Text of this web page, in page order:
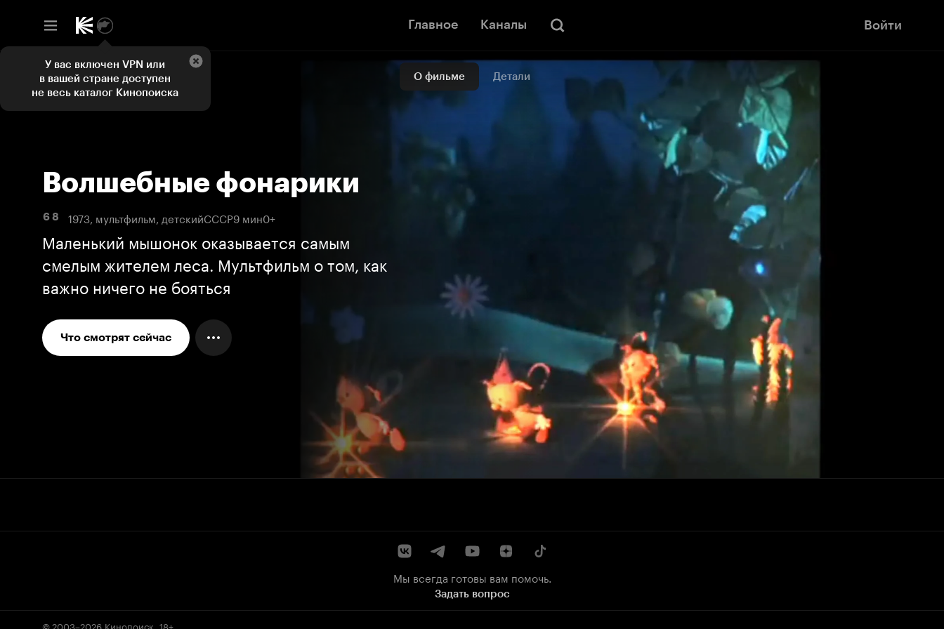
Главное Каналы Войти
О фильме Детали
Волшебные фонарики
6 8 1973, мультфильм, детскийСССР9 мин0+
Маленький мышонок оказывается самым
смелым жителем леса. Мультфильм о том, как
важно ничего не бояться
Что смотрят сейчас
Мы всегда готовы вам помочь.
Задать вопрос
© 2003–2026 Кинопоиск 18+
У вас включен VPN или
в вашей стране доступен
не весь каталог Кинопоиска